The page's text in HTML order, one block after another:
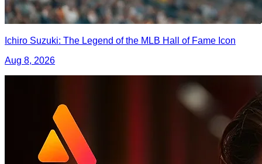
Ichiro Suzuki: The Legend of the MLB Hall of Fame Icon
Aug 8, 2026